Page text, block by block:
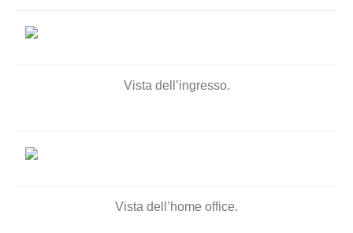
Vista dell’ingresso.
Vista dell’home office.